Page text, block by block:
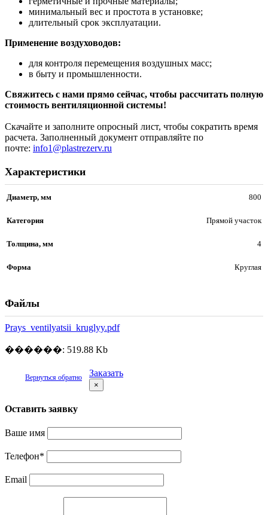
минимальный вес и простота в установке;
длительный срок эксплуатации.
Применение воздуховодов:
для контроля перемещения воздушных масс;
в быту и промышленности.
Свяжитесь с нами прямо сейчас, чтобы рассчитать полную
стоимость вентиляционной системы!
Скачайте и заполните опросный лист, чтобы сократить время
расчета. Заполненный документ отправляйте по
почте: info1@plastrezerv.ru
Характеристики
Диаметр, мм 800
Категория Прямой участок
Толщина, мм 4
Форма Круглая
Файлы
Prays_ventilyatsii_kruglyy.pdf
������: 519.88 Kb
Вернуться обратно Заказать
×
Оставить заявку
Ваше имя
Телефон*
Email